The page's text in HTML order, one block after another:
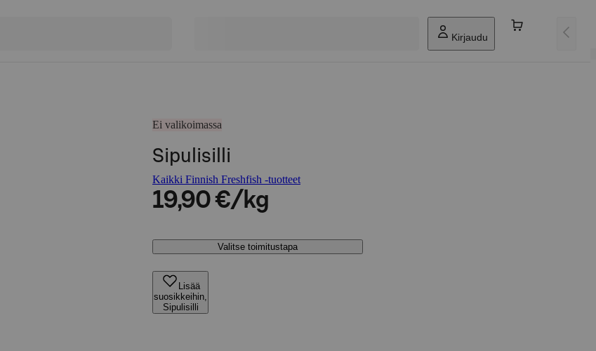
Kirjaudu
Ei valikoimassa
Sipulisilli
Kaikki Finnish Freshfish -tuotteet
19,90 €/kg
Valitse toimitustapa
Lisää
suosikkeihin,
Sipulisilli